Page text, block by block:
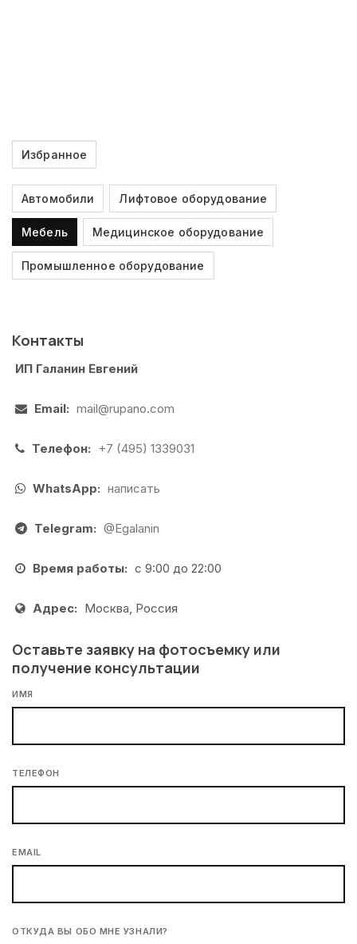
Избранное
Автомобили Лифтовое оборудование
Мебель Медицинское оборудование
Промышленное оборудование
Контакты
ИП Галанин Евгений
Email: mail@rupano.com
Телефон: +7 (495) 1339031
WhatsApp: написать
Telegram: @Egalanin
Время работы: с 9:00 до 22:00
Адрес: Москва, Россия
Оставьте заявку на фотосъемку или
получение консультации
ИМЯ
ТЕЛЕФОН
EMAIL
ОТКУДА ВЫ ОБО МНЕ УЗНАЛИ?